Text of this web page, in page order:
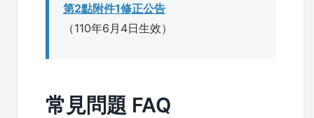
第2點附件1修正公告
（110年6月4日生效）
常見問題 FAQ